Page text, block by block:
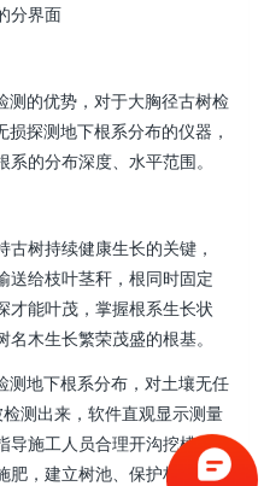
分界面
的优势，对于大胸径古树检
探测地下根系分布的仪器，
的分布深度、水平范围。
树持续健康生长的关键，
送给枝叶茎秆，根同时固定
才能叶茂，掌握根系生长状
木生长繁荣茂盛的根基。
地下根系分布，对土壤无任
测出来，软件直观显示测量
导施工人员合理开沟挖槽、
肥，建立树池、保护栏等。